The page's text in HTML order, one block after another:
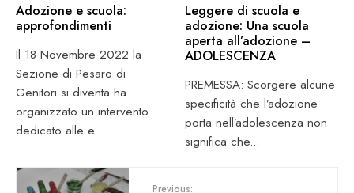
Adozione e scuola:
approfondimenti
Il 18 Novembre 2022 la
Sezione di Pesaro di
Genitori si diventa ha
organizzato un intervento
dedicato alle e...
Leggere di scuola e
adozione: Una scuola
aperta all’adozione –
ADOLESCENZA
PREMESSA: Scorgere alcune
specificità che l’adozione
porta nell’adolescenza non
significa che...
Previous: